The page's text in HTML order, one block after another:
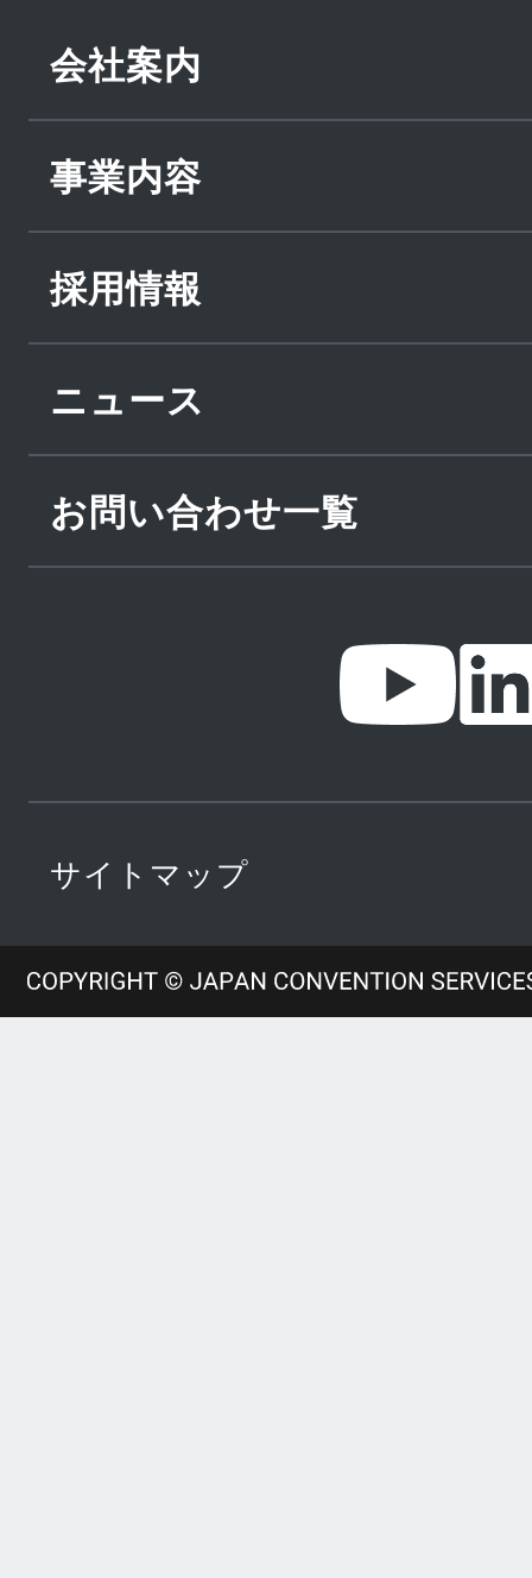
会社案内
事業内容
採用情報
ニュース
お問い合わせ一覧
サイトマップ